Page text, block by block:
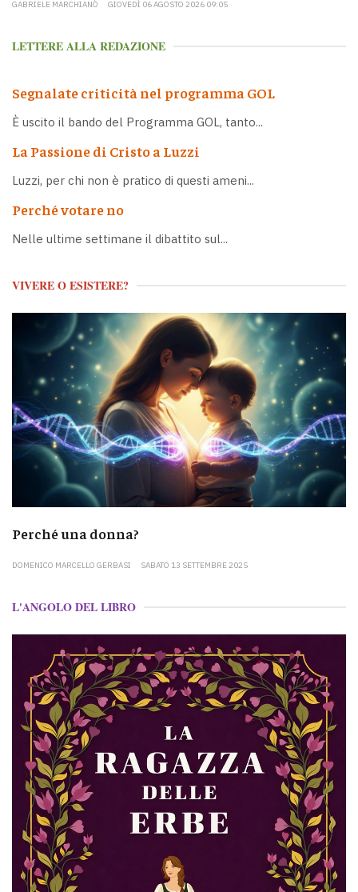
GABRIELE MARCHIANÒ GIOVEDÌ 06 AGOSTO 2026 09:05
LETTERE ALLA REDAZIONE
Segnalate criticità nel programma GOL
È uscito il bando del Programma GOL, tanto...
La Passione di Cristo a Luzzi
Luzzi, per chi non è pratico di questi ameni...
Perché votare no
Nelle ultime settimane il dibattito sul...
VIVERE O ESISTERE?
Perché una donna?
DOMENICO MARCELLO GERBASI SABATO 13 SETTEMBRE 2025
L'ANGOLO DEL LIBRO